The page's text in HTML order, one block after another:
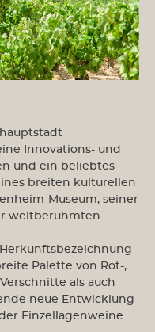
Innovations- und
und ein beliebtes
breiten kulturellen
Museum, seiner
weltberühmten
Palette von Rot-,
als auch
neue Entwicklung
Einzellagenweine.